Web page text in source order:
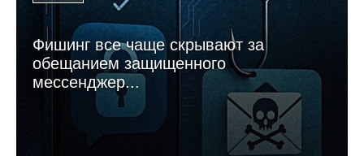
Фишинг все чаще скрывают за
обещанием защищенного
мессенджер...